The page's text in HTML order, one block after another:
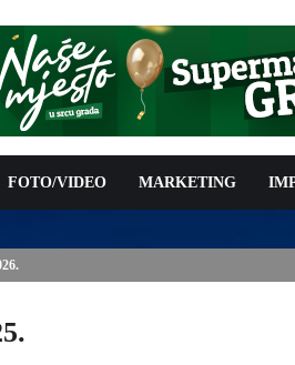
FOTO/VIDEO MARKETING
ZA OSTVARIVANJE PRAVA NA
PROGRAMA PREVENTIVNIH MJERA